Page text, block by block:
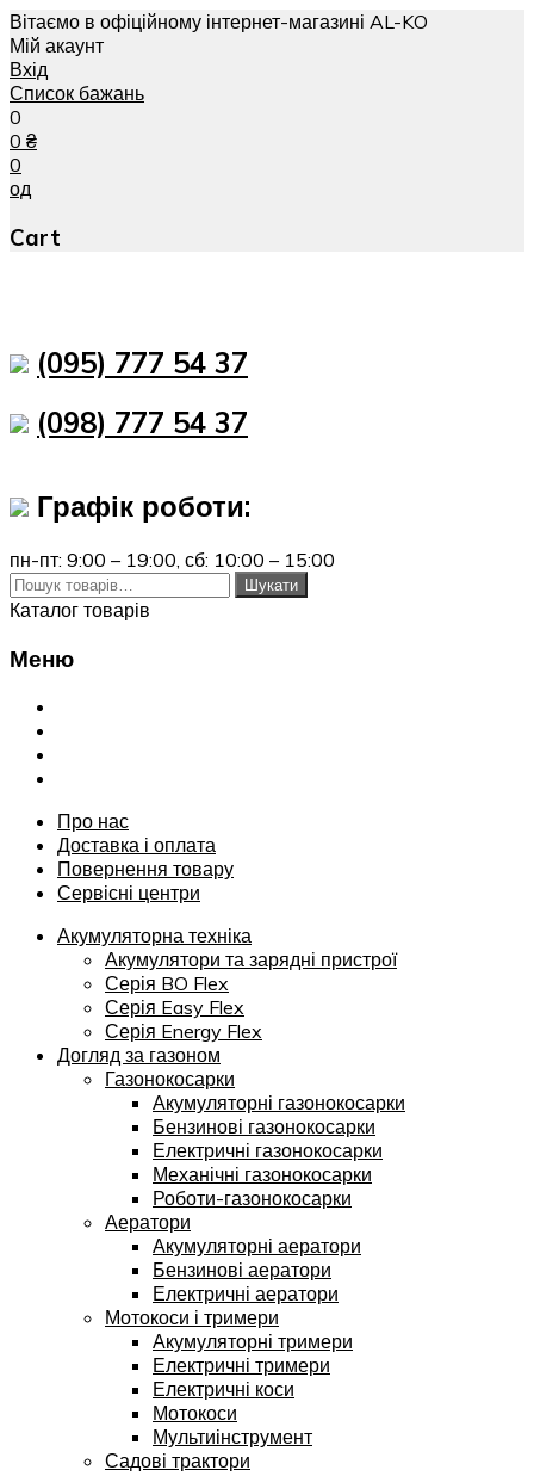
Вітаємо в офіційному інтернет-магазині AL-KO
Мій акаунт
Вхід
Список бажань
0
0 ₴
0
од
Cart
(095) 777 54 37
(098) 777 54 37
Графік роботи:
пн-пт: 9:00 – 19:00, сб: 10:00 – 15:00
Шукати:
Шукати
Каталог товарів
Меню
Переглянути
Про нас
Доставка і оплата
Повернення товару
Сервісні центри
Акумуляторна техніка
Акумулятори та зарядні пристрої
Серія BO Flex
Серія Easy Flex
Серія Energy Flex
Догляд за газоном
Газонокосарки
Акумуляторні газонокосарки
Бензинові газонокосарки
Електричні газонокосарки
Механічні газонокосарки
Роботи-газонокосарки
Аератори
Акумуляторні аератори
Бензинові аератори
Електричні аератори
Мотокоси і тримери
Акумуляторні тримери
Електричні тримери
Електричні коси
Мотокоси
Мультиінструмент
Садові трактори